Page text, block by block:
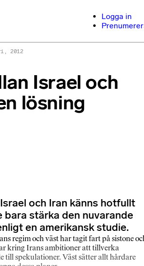
Logga in
2012
Israel och
lösning
och Iran känns hotfullt
bara stärka den nuvarande
en amerikansk studie.
regim och väst har tagit fart på sistone
kring Irans ambitioner att tillverka
till spekulationer. Väst sätter allt hårdare